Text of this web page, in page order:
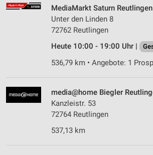
MediaMarkt Saturn Reutlingen
Unter den Linden 8
72762 Reutlingen
Heute 10:00 - 19:00 Uhr |
536,79 km • Angebote: 1
media@home Biegler
Kanzleistr. 53
72764 Reutlingen
537,13 km
Partnerliste anzeigen (1 IAB-Anbieter)
Wir nutzen Ihre Daten für folgende Zwecke:
IAB-Verarbeitungszwecke:
Speichern von oder Zugriff auf
auf einem Endgerät
Werbeanzeigen
Erstellung von Profilen für personalisierte